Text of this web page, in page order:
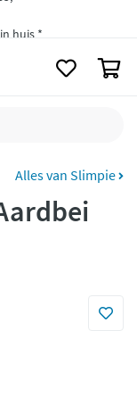
Alles van Slimpie